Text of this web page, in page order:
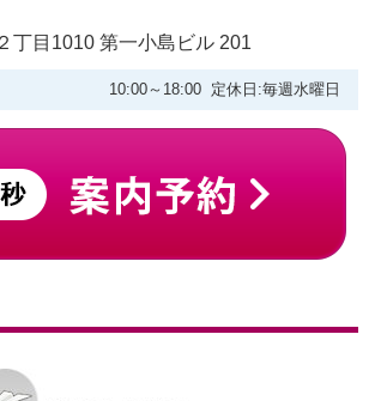
丁目1010 第一小島ビル 201
10:00～18:00 定休日:毎週水曜日